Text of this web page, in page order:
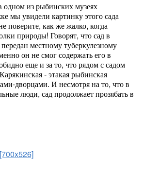
одном из рыбинских музеях
мы увидели картинку этого сада
поверите, как же жалко, когда
природы! Говорят, что сад в
местному туберкулезному
он не смог содержать его в
еще и за то, что рядом с садом
- этакая рыбинская
дворцами. И несмотря на то, что в
люди, сад продолжает прозябать в
[700x526]